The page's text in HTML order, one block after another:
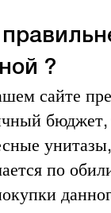
?
сайте
бюджет,
по